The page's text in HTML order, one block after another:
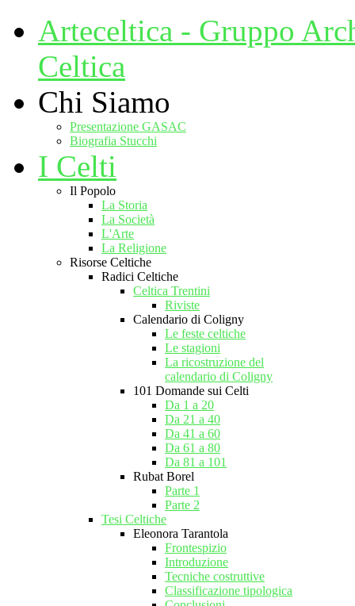
Arteceltica - Gruppo
Celtica
Chi Siamo
Presentazione GASAC
Biografia Stucchi
I Celti
Il Popolo
La Storia
La Società
L'Arte
La Religione
Risorse Celtiche
Radici Celtiche
Celtica Trentini
Riviste
Calendario di Coligny
Le feste celtiche
Le stagioni
La ricostruzione del
calendario di Coligny
101 Domande sui Celti
Da 1 a 20
Da 21 a 40
Da 41 a 60
Da 61 a 80
Da 81 a 101
Rubat Borel
Parte 1
Parte 2
Tesi Celtiche
Eleonora Tarantola
Frontespizio
Introduzione
Tecniche costruttive
Classificazione tipologica